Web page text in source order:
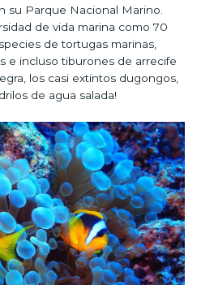
su Parque Nacional Marino.
de vida marina como 70
de tortugas marinas,
e incluso tiburones de arrecife
los casi extintos dugongos,
de agua salada!